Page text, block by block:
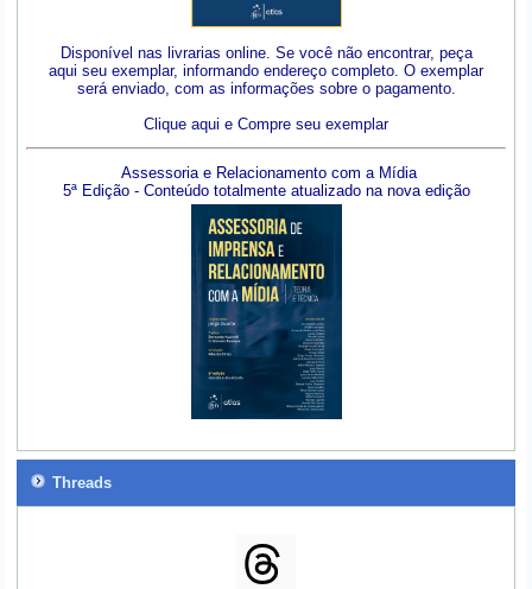
Disponível nas livrarias online. Se você não encontrar, peça
aqui seu exemplar, informando endereço completo. O exemplar
será enviado, com as informações sobre o pagamento.
Clique aqui e Compre seu exemplar
Assessoria e Relacionamento com a Mídia
5ª Edição - Conteúdo totalmente atualizado na nova edição
Threads